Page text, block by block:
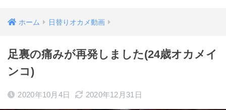
ホーム 日替りオカメ動画
足裏の痛みが再発しました(24歳オカメイ
ンコ)
2020年10月4日 2020年12月31日